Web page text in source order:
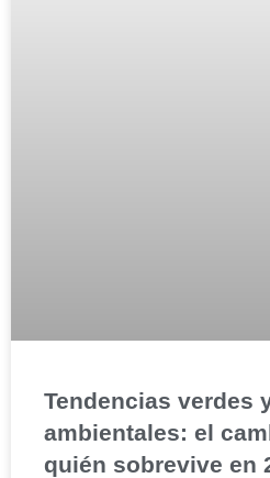
Tendencias verdes
ambientales: el
quién sobrevive en